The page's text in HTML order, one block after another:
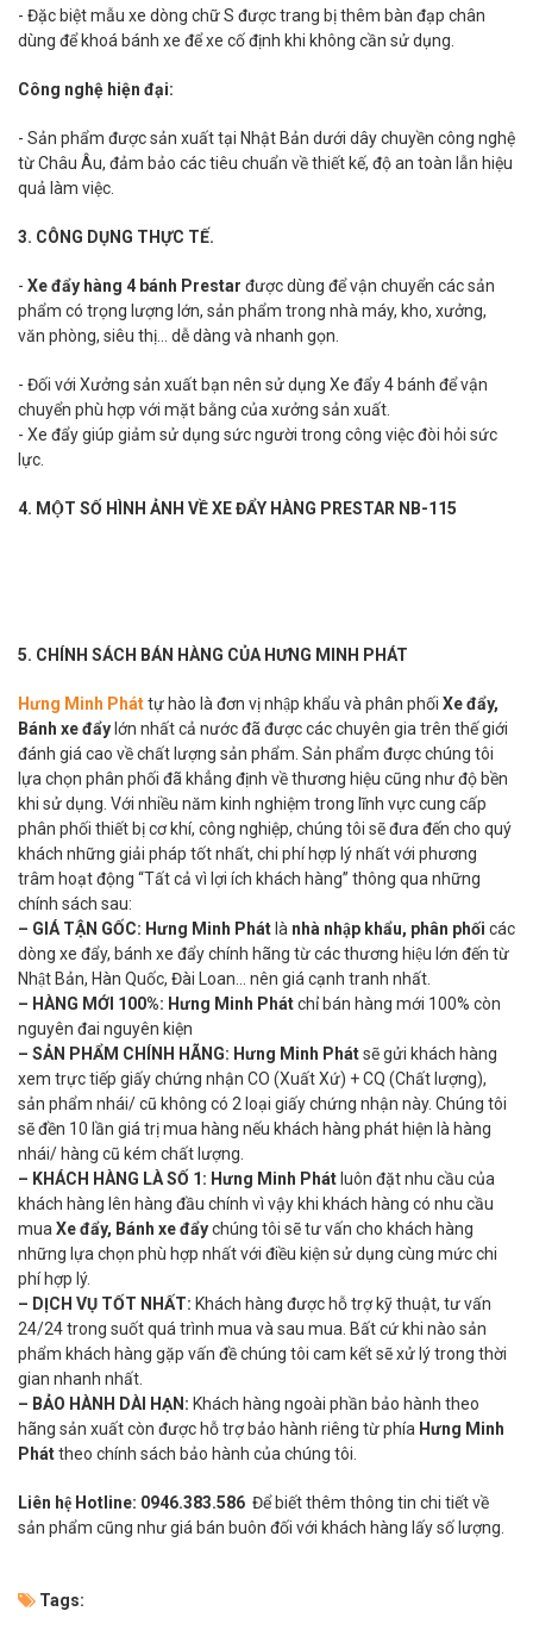
- Đặc biệt mẫu xe dòng chữ S được trang bị thêm bàn đạp chân
dùng để khoá bánh xe để xe cố định khi không cần sử dụng.
Công nghệ hiện đại:
- Sản phẩm được sản xuất tại Nhật Bản dưới dây chuyền công nghệ
từ Châu Âu, đảm bảo các tiêu chuẩn về thiết kế, độ an toàn lẫn hiệu
quả làm việc.
3. CÔNG DỤNG THỰC TẾ.
- Xe đẩy hàng 4 bánh Prestar được dùng để vận chuyển các sản
phẩm có trọng lượng lớn, sản phẩm trong nhà máy, kho, xưởng,
văn phòng, siêu thị... dễ dàng và nhanh gọn.
- Đối với Xưởng sản xuất bạn nên sử dụng Xe đẩy 4 bánh để vận
chuyển phù hợp với mặt bằng của xưởng sản xuất.
- Xe đẩy giúp giảm sử dụng sức người trong công việc đòi hỏi sức
lực.
4. MỘT SỐ HÌNH ẢNH VỀ XE ĐẨY HÀNG PRESTAR NB-115
5. CHÍNH SÁCH BÁN HÀNG CỦA HƯNG MINH PHÁT
Hưng Minh Pháttự hào là đơn vị nhập khẩu và phân phối Xe đẩy,
Bánh xe đẩylớn nhất cả nước đã được các chuyên gia trên thế giới
đánh giá cao về chất lượng sản phẩm. Sản phẩm được chúng tôi
lựa chọn phân phối đã khẳng định về thương hiệu cũng như độ bền
khi sử dụng. Với nhiều năm kinh nghiệm trong lĩnh vực cung cấp
phân phối thiết bị cơ khí, công nghiệp, chúng tôi sẽ đưa đến cho quý
khách những giải pháp tốt nhất, chi phí hợp lý nhất với phương
trâm hoạt động “Tất cả vì lợi ích khách hàng” thông qua những
chính sách sau:
– GIÁ TẬN GỐC: Hưng Minh Phátlà nhà nhập khẩu, phân phối các
dòng xe đẩy, bánh xe đẩy chính hãng từ các thương hiệu lớn đến từ
Nhật Bản, Hàn Quốc, Đài Loan… nên giá cạnh tranh nhất.
– HÀNG MỚI 100%: Hưng Minh Phátchỉ bán hàng mới 100% còn
nguyên đai nguyên kiện
– SẢN PHẨM CHÍNH HÃNG: Hưng Minh Phátsẽ gửi khách hàng
xem trực tiếp giấy chứng nhận CO (Xuất Xứ) + CQ (Chất lượng),
sản phẩm nhái/ cũ không có 2 loại giấy chứng nhận này. Chúng tôi
sẽ đền 10 lần giá trị mua hàng nếu khách hàng phát hiện là hàng
nhái/ hàng cũ kém chất lượng.
– KHÁCH HÀNG LÀ SỐ 1: Hưng Minh Phátluôn đặt nhu cầu của
khách hàng lên hàng đầu chính vì vậy khi khách hàng có nhu cầu
mua Xe đẩy, Bánh xe đẩychúng tôi sẽ tư vấn cho khách hàng
những lựa chọn phù hợp nhất với điều kiện sử dụng cùng mức chi
phí hợp lý.
– DỊCH VỤ TỐT NHẤT: Khách hàng được hỗ trợ kỹ thuật, tư vấn
24/24 trong suốt quá trình mua và sau mua. Bất cứ khi nào sản
phẩm khách hàng gặp vấn đề chúng tôi cam kết sẽ xử lý trong thời
gian nhanh nhất.
– BẢO HÀNH DÀI HẠN: Khách hàng ngoài phần bảo hành theo
hãng sản xuất còn được hỗ trợ bảo hành riêng từ phía Hưng Minh
Pháttheo chính sách bảo hành của chúng tôi.
Liên hệ Hotline: 0946.383.586 Để biết thêm thông tin chi tiết về
sản phẩm cũng như giá bán buôn đối với khách hàng lấy số lượng.
Tags: